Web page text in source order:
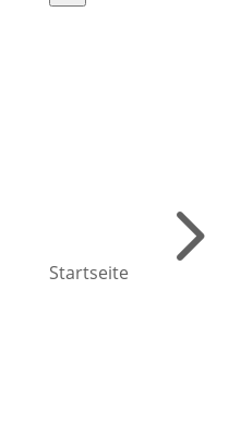
Startseite 5